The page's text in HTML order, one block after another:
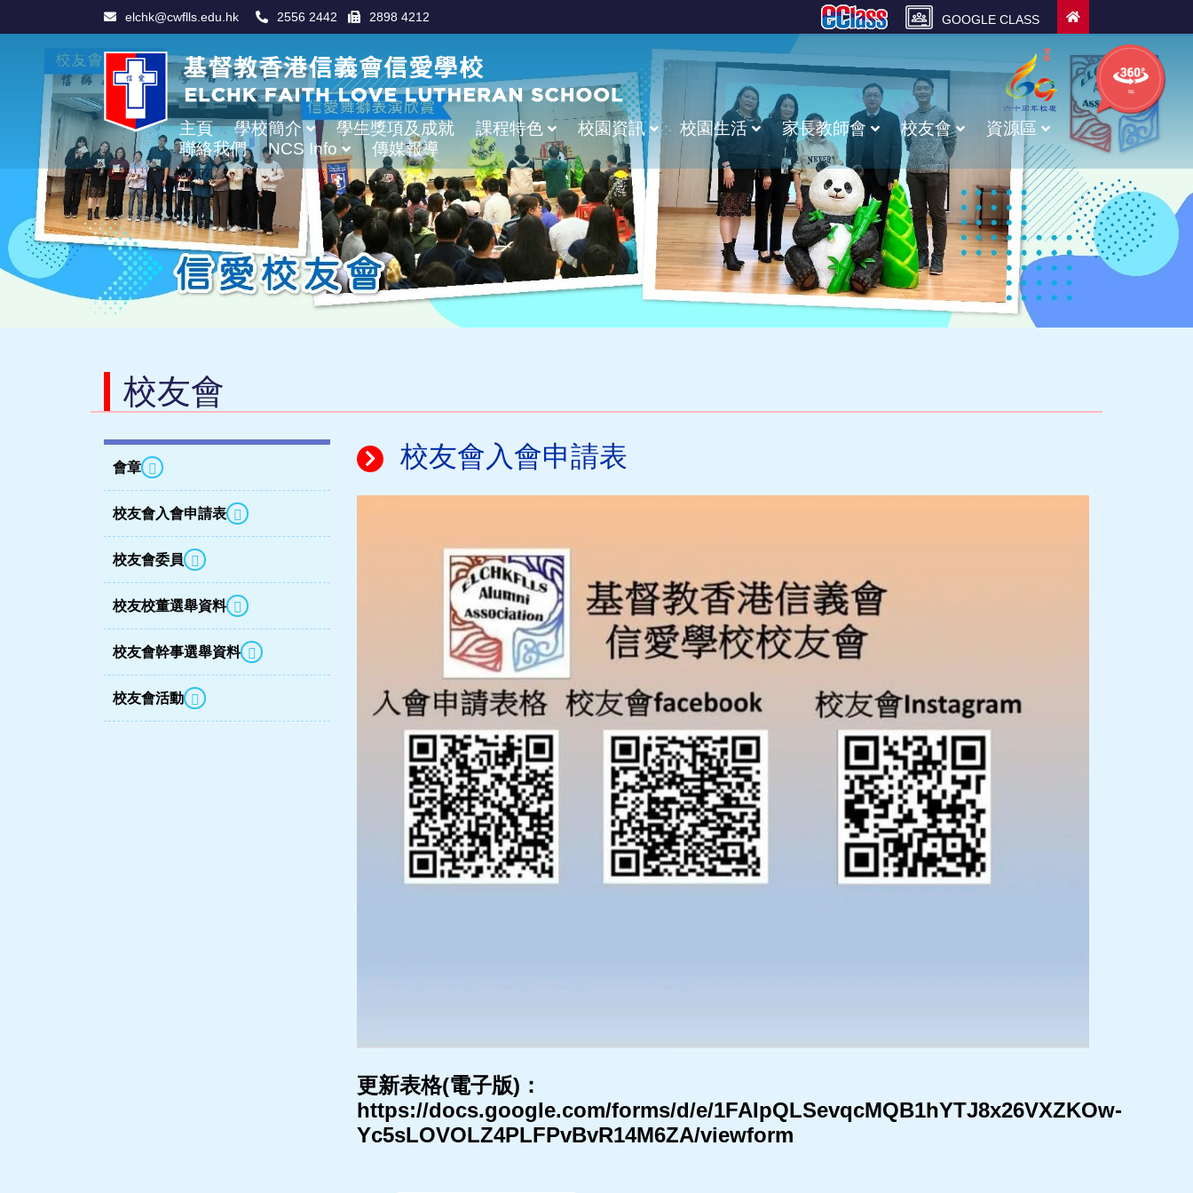
elchk@cwflls.edu.hk 2556 2442 2898 4212 GOOGLE CLASS
主頁 學校簡介 學生獎項及成就 課程特色 校園資訊 校園生活 家長教師會 校友會
資源區
聯絡我們
NCS Info 傳媒報導
學校的
360校舍
校友會
會章
校友會入會申請表
校友會委員
校友校董選舉資料
校友會幹事選舉資料
校友會活動
校友會入會申請表
更新表格(電子版)：
https://docs.google.com/forms/d/e/1FAIpQLSevqcMQB1hYTJ8x26VXZKOw-
Yc5sLOVOLZ4PLFPvBvR14M6ZA/viewform